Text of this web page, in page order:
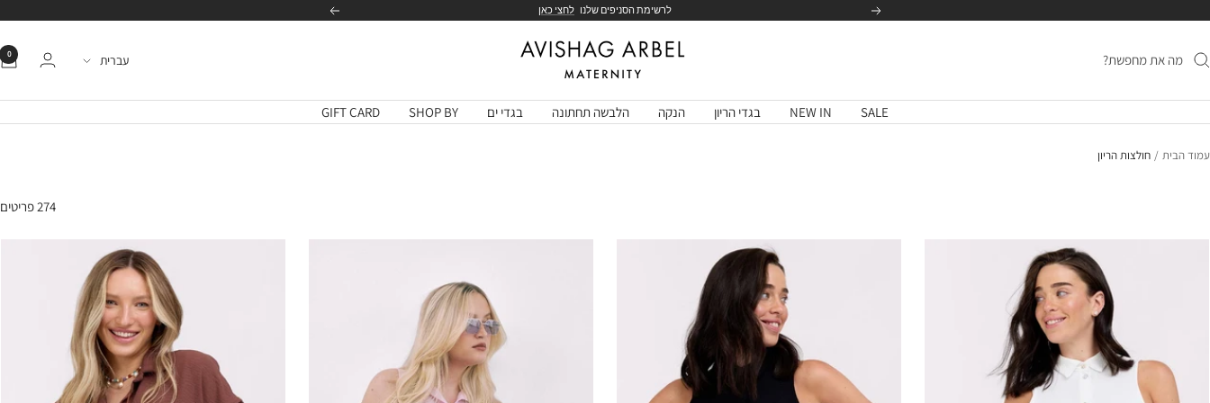
הקודם לרשימת הסניפים שלנו לחצי כאן
הבא
Avishag
שפה
עברית 0
SALE
NEW IN בגדי הריון הנקה הלבשה תחתונה בגדי ים SHOP BY
GIFT CARD
עמוד הבית חולצות הריון
274 פריטים